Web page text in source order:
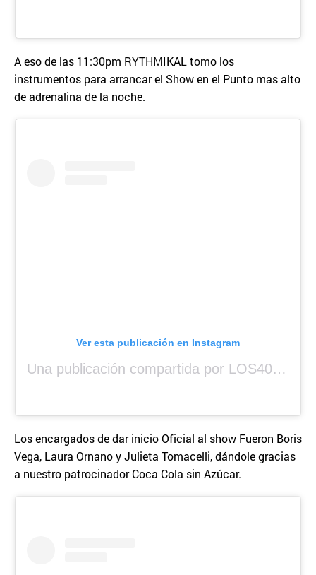
A eso de las 11:30pm RYTHMIKAL tomo los
instrumentos para arrancar el Show en el Punto mas alto
de adrenalina de la noche.
Ver esta publicación en Instagram
Una publicación compartida por LOS40 Panamá (@los40panama)
Los encargados de dar inicio Oficial al show Fueron Boris
Vega, Laura Ornano y Julieta Tomacelli, dándole gracias
a nuestro patrocinador Coca Cola sin Azúcar.